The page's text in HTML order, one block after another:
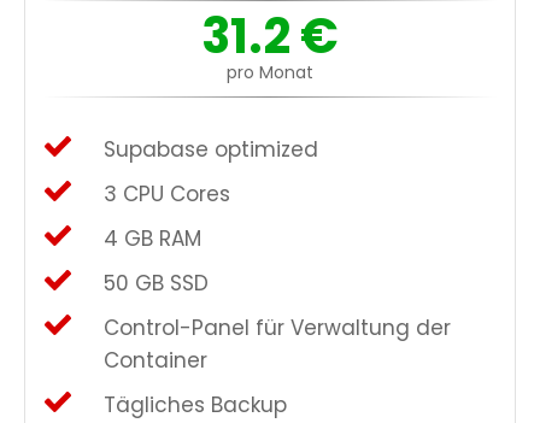
31.2€
pro Monat
Supabase optimized
3 CPU Cores
4 GB RAM
50 GB SSD
Control-Panel für Verwaltung der
Container
Tägliches Backup